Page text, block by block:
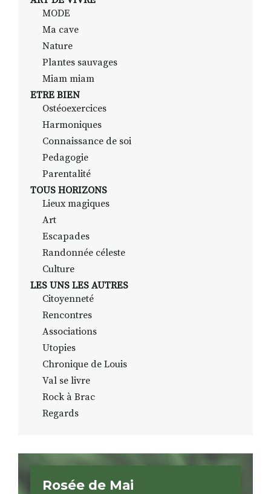
MODE
Ma cave
Nature
Plantes sauvages
Miam miam
ETRE BIEN
Ostéoexercices
Harmoniques
Connaissance de soi
Pedagogie
Parentalité
TOUS HORIZONS
Lieux magiques
Art
Escapades
Randonnée céleste
Culture
LES UNS LES AUTRES
Citoyenneté
Rencontres
Associations
Utopies
Chronique de Louis
Val se livre
Rock à Brac
Regards
Rosée de Mai